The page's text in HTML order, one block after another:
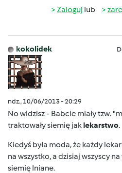
Zaloguj lub
kokolidek
ndz., 10/06/2013 - 20:29
No widzisz - Babcie miały tzw.
traktowały siemię jak lekarstwo.
Kiedyś była moda, że każdy
na wszystko, a dzisiaj wszyscy
siemię lniane.